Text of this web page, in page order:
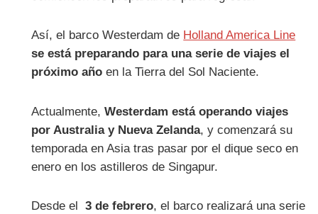
Así, el barco Westerdam de Holland America Line
se está preparando para una serie de viajes el
próximo año en la Tierra del Sol Naciente.
Actualmente,Westerdam está operando viajes
por Australia y Nueva Zelanda, y comenzará su
temporada en Asia tras pasar por el dique seco en
enero en los astilleros de Singapur.
Desde el3 de febrero, el barco realizará una serie